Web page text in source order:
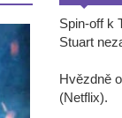
Spin-off k
Stuart
Hvězdně
(Netflix).